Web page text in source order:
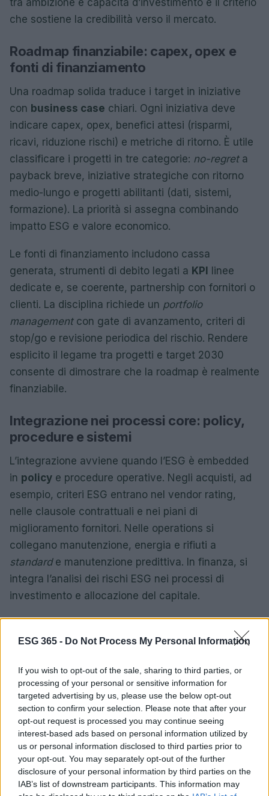
ESG 365 - Do Not Process My Personal Information
If you wish to opt-out of the sale, sharing to third parties, or
processing of your personal or sensitive information for
targeted advertising by us, please use the below opt-out
section to confirm your selection. Please note that after your
opt-out request is processed you may continue seeing
interest-based ads based on personal information utilized by
us or personal information disclosed to third parties prior to
your opt-out. You may separately opt-out of the further
disclosure of your personal information by third parties on the
IAB’s list of downstream participants. This information may
tra ambizione e capacità d’investimento è il criterio
che sostiene la credibilità verso il mercato.
Roadmap finanziabile: capex, opex e
fonti di finanziamento
Una roadmap solida traduce i target in iniziative
con business case chiari. Ogni iniziativa deve
indicare capex, opex, benefici attesi (risparmi,
ricavi, riduzione rischi) e metriche di ritorno. È utile
classificare i progetti in tre categorie: no-regreta
payback breve, iniziative strategiche con ritorno
medio-lungo e progetti abilitanti (dati, sistemi,
formazione). La priorità si assegna combinando
impatto ESG e valore economico.
Le fonti di finanziamento includono cassa
generata, strumenti di debito legati a KPI
linee
dedicate e, se coerente, partnership con fornitori o
clienti. La disciplina richiede un portfolio
managementcon gate di avanzamento, criteri di
stop/go e revisione periodica del rischio. Rendere
esplicito il legame tra progetti e target 2030
consente di dimostrare che la roadmap è realmente
finanziabile.
Integrazione nei processi core: policy,
procedure e sistemi
L’integrazione avviene quando l’ESG è embedded
in policy e procedure operative. Negli acquisti, ad
esempio, criteri ESG entrano nel vendor rating,
nelle clausole contrattuali e nei piani di
miglioramento fornitori. Nelle operations si
collegano manutenzione, energia e rifiuti a
standarde manutenzione predittiva. In finanza, si
integra l’analisi dei rischi ESG nei processi di
investimento e allocazione del capitale.
dati, controlli di qualità etracciabilità. Undata
riconciliazione con ERP e HCM assicura coerenza.
La funzione di controllo interno verifica processi e
dati con piani di audit mirati, mentre la
comunicazione sostiene la comprensione diffusa
con linee guida e formazione essenziali.
Monitoraggio e trasparenza: reporting
decision-useful